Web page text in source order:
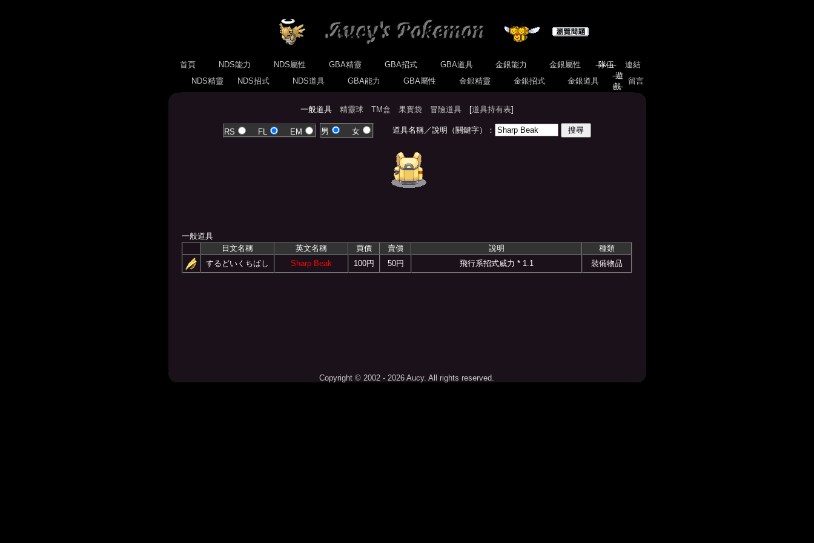
首頁 NDS能力 NDS屬性 GBA精靈 GBA招式 GBA道具 金銀能力 金銀屬性 隊伍
連結
NDS精靈
NDS招式 NDS道具 GBA能力 GBA屬性 金銀精靈 金銀招式 金銀道具
遊
戲
留言
一般道具 精靈球 TM盒 果實袋 冒險道具 [道具持有表]
RS FL EM 男 女 道具名稱／說明（關鍵字）：
一般道具
日文名稱
英文名稱 買價 賣價 說明
種類
するどいくちばし
Sharp Beak 100円 50円 飛行系招式威力 * 1.1 裝備物品
Copyright © 2002 - 2026 Aucy. All rights reserved.